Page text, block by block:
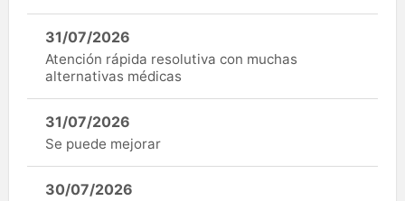
31/07/2026
Atención rápida resolutiva con muchas
alternativas médicas
31/07/2026
Se puede mejorar
30/07/2026